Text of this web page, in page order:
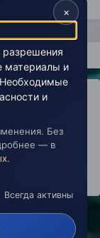
эзотерики
×
разрешения
материалы и
и
Без
— в
.
Всегда активны